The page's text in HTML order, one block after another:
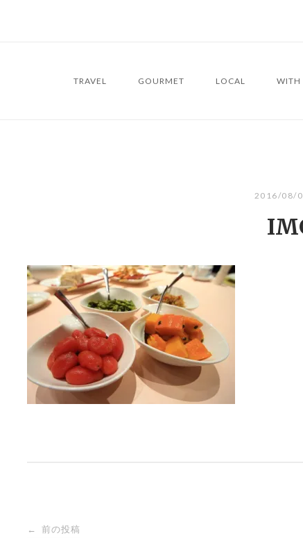
TRAVEL GOURMET LOCAL WITH
2016/08/
投
← 前の投稿